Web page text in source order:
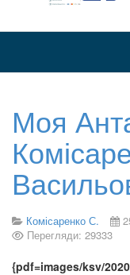
Моя
Комісаренко С.
Перегляди: 29333
{pdf=images/ksv/